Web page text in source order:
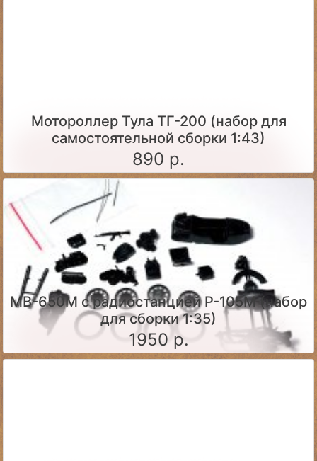
Мотороллер Тула ТГ-200 (набор для
самостоятельной сборки 1:43)
890 р.
МВ-650М с радиостанцией Р-105М (набор
для сборки 1:35)
1950 р.